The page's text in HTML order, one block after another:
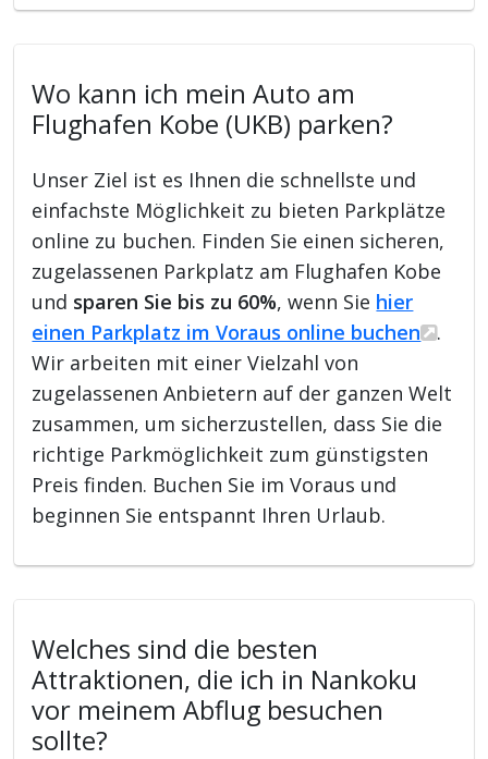
Wo kann ich mein Auto am
Flughafen Kobe (UKB) parken?
Unser Ziel ist es Ihnen die schnellste und
einfachste Möglichkeit zu bieten Parkplätze
online zu buchen. Finden Sie einen sicheren,
zugelassenen Parkplatz am Flughafen Kobe
und sparen Sie bis zu 60%, wenn Sie hier
einen Parkplatz im Voraus online buchen
.
Wir arbeiten mit einer Vielzahl von
zugelassenen Anbietern auf der ganzen Welt
zusammen, um sicherzustellen, dass Sie die
richtige Parkmöglichkeit zum günstigsten
Preis finden. Buchen Sie im Voraus und
beginnen Sie entspannt Ihren Urlaub.
Welches sind die besten
Attraktionen, die ich in Nankoku
vor meinem Abflug besuchen
sollte?